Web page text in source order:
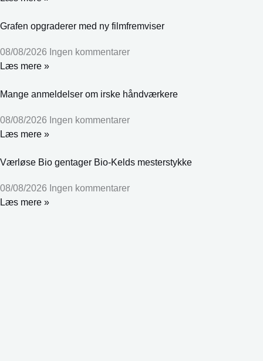
Grafen opgraderer med ny filmfremviser
08/08/2026 Ingen kommentarer
Læs mere »
Mange anmeldelser om irske håndværkere
08/08/2026 Ingen kommentarer
Læs mere »
Værløse Bio gentager Bio-Kelds mesterstykke
08/08/2026 Ingen kommentarer
Læs mere »